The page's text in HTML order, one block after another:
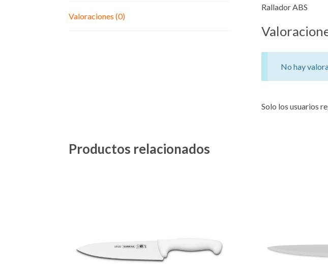
Valoraciones (0)
Rallador ABS
No hay
Solo los usuarios
Productos relacionados